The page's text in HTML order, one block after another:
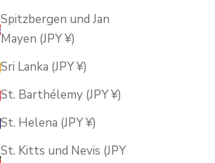
Spitzbergen und Jan
Mayen (JPY ¥)
Sri Lanka (JPY ¥)
St. Barthélemy (JPY ¥)
St. Helena (JPY ¥)
St. Kitts und Nevis (JPY